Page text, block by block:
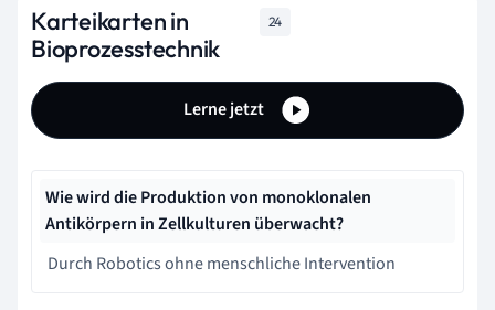
Karteikarten in
Bioprozesstechnik
24
Lerne jetzt
Wie wird die Produktion von monoklonalen
Antikörpern in Zellkulturen überwacht?
Durch Robotics ohne menschliche Intervention